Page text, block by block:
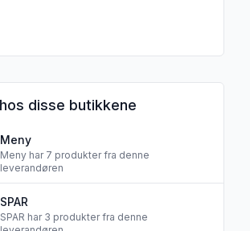
glutenfri 500g Pure Food"
disse butikkene
Meny
Meny har 7 produkter fra denne
leverandøren
SPAR
SPAR har 3 produkter fra denne